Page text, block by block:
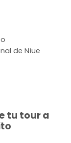
de Niue
tu tour a